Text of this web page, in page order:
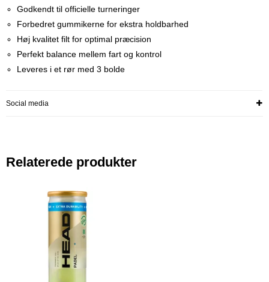
Godkendt til officielle turneringer
Forbedret gummikerne for ekstra holdbarhed
Høj kvalitet filt for optimal præcision
Perfekt balance mellem fart og kontrol
Leveres i et rør med 3 bolde
Social media
Relaterede produkter